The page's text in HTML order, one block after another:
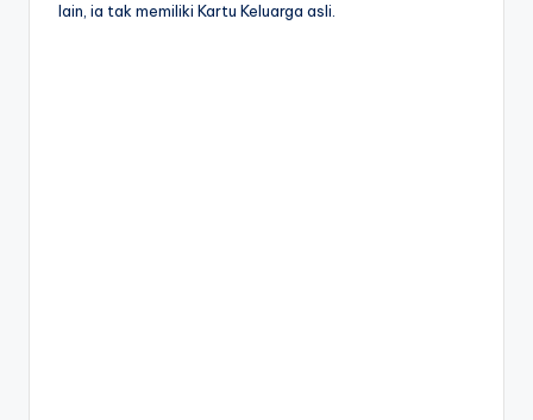
lain, ia tak memiliki Kartu Keluarga asli.